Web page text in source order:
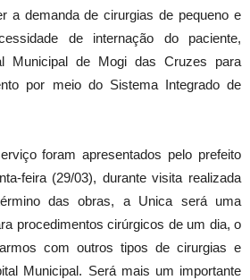
a demanda de cirurgias de pequeno e
de internação do paciente,
Municipal de Mogi das Cruzes para
por meio do Sistema Integrado de
foram apresentados pelo prefeito
feira (29/03), durante visita realizada
das obras, a Unica será uma
procedimentos cirúrgicos de um dia, o
com outros tipos de cirurgias e
Municipal. Será mais um importante